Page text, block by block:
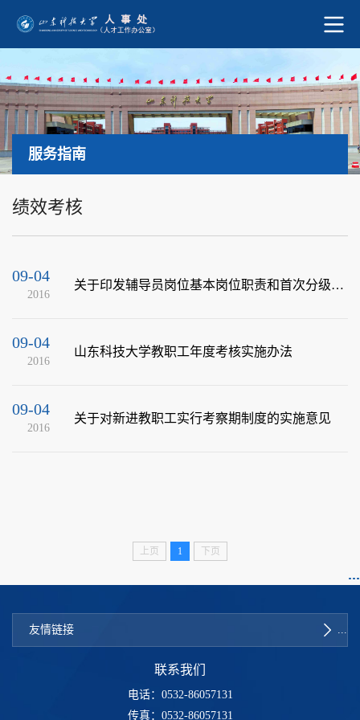
服务指南
绩效考核
09-04
2016
关于印发辅导员岗位基本岗位职责和首次分级聘任申报条件的通知
09-04
2016
山东科技大学教职工年度考核实施办法
09-04
2016
关于对新进教职工实行考察期制度的实施意见
上页 1 下页
友情链接
联系我们
电话：0532-86057131
传真：0532-86057131